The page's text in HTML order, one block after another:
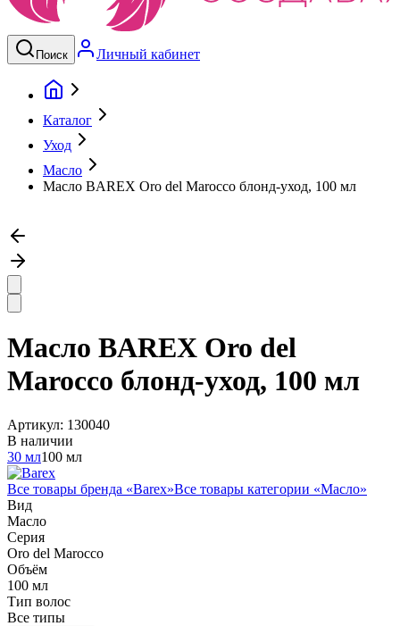
Поиск Личный кабинет
Каталог
Уход
Масло
Масло BAREX Oro del Marocco блонд-уход, 100 мл
Масло BAREX Oro del
Marocco блонд-уход, 100 мл
Артикул: 130040
В наличии
30 мл100 мл
Все товары бренда «Barex»Все товары категории «Масло»
Вид
Масло
Серия
Oro del Marocco
Объём
100 мл
Тип волос
Все типы